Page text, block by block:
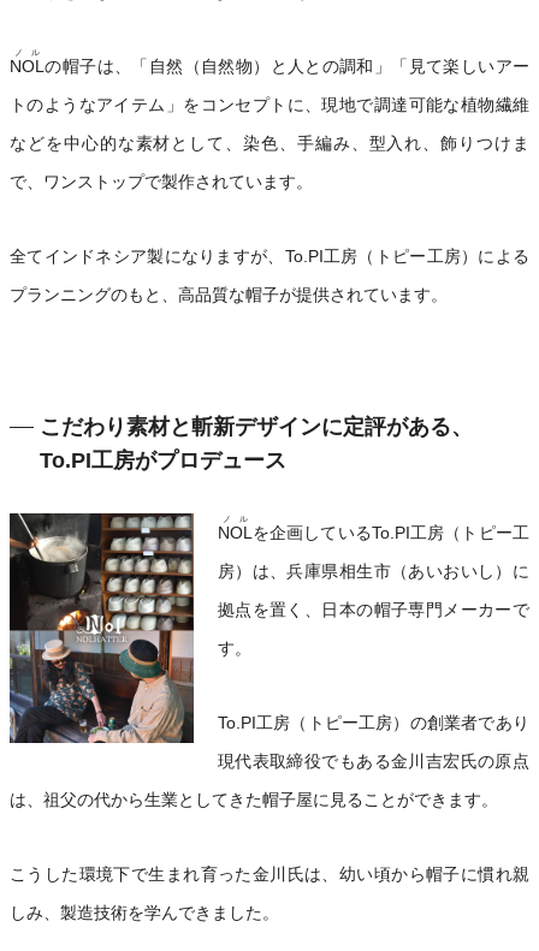
NOL
ノル
の帽子は、「自然（自然物）と人との調和」「見て楽しいアー
トのようなアイテム」をコンセプトに、現地で調達可能な植物繊維
などを中心的な素材として、染色、手編み、型入れ、飾りつけま
で、ワンストップで製作されています。
全てインドネシア製になりますが、To.PI工房（トピー工房）による
プランニングのもと、高品質な帽子が提供されています。
こだわり素材と斬新デザインに定評がある、
To.PI工房がプロデュース
NOL
ノル
を企画しているTo.PI工房（トピー工
房）は、兵庫県相生市（あいおいし）に
拠点を置く、日本の帽子専門メーカーで
す。
To.PI工房（トピー工房）の創業者であり
現代表取締役でもある金川吉宏氏の原点
は、祖父の代から生業としてきた帽子屋に見ることができます。
こうした環境下で生まれ育った金川氏は、幼い頃から帽子に慣れ親
しみ、製造技術を学んできました。